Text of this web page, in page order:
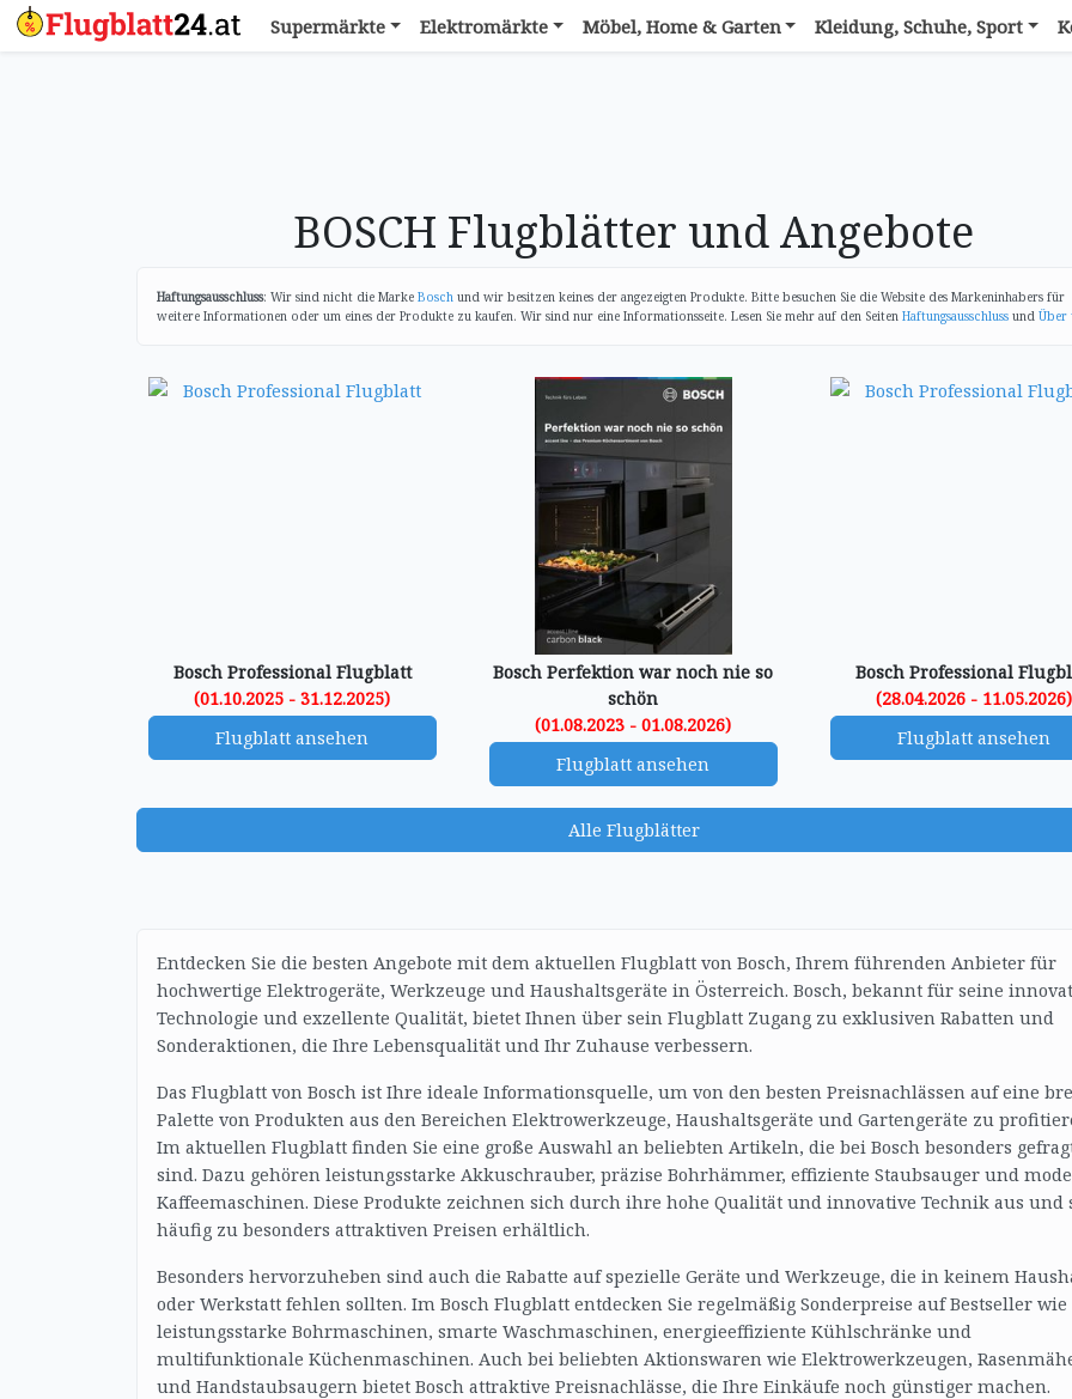
Supermärkte Elektromärkte Möbel, Home & Garten Kleidung, Schuhe, Sport
BOSCH Flugblätter und Angebote
Haftungsausschluss: Wir sind nicht die Marke Bosch und wir besitzen keines der angezeigten Produkte. Bitte besuchen Sie die Website des Markeninhabers für
weitere Informationen oder um eines der Produkte zu kaufen. Wir sind nur eine Informationsseite. Lesen Sie mehr auf den Seiten Haftungsausschluss und Über
Bosch Professional Flugblatt
(01.10.2025 - 31.12.2025)
Flugblatt ansehen
Bosch Perfektion war noch nie so
schön
(01.08.2023 - 01.08.2026)
Flugblatt ansehen
Bosch Professional
(28.04.2026 - 11.05.2026)
Flugblatt ansehen
Alle Flugblätter
Entdecken Sie die besten Angebote mit dem aktuellen Flugblatt von Bosch, Ihrem führenden Anbieter für
hochwertige Elektrogeräte, Werkzeuge und Haushaltsgeräte in Österreich. Bosch, bekannt für seine
Technologie und exzellente Qualität, bietet Ihnen über sein Flugblatt Zugang zu exklusiven Rabatten und
Sonderaktionen, die Ihre Lebensqualität und Ihr Zuhause verbessern.
Das Flugblatt von Bosch ist Ihre ideale Informationsquelle, um von den besten Preisnachlässen auf eine
Palette von Produkten aus den Bereichen Elektrowerkzeuge, Haushaltsgeräte und Gartengeräte zu
Im aktuellen Flugblatt finden Sie eine große Auswahl an beliebten Artikeln, die bei Bosch besonders
sind. Dazu gehören leistungsstarke Akkuschrauber, präzise Bohrhämmer, effiziente Staubsauger und
Kaffeemaschinen. Diese Produkte zeichnen sich durch ihre hohe Qualität und innovative Technik aus und
häufig zu besonders attraktiven Preisen erhältlich.
Besonders hervorzuheben sind auch die Rabatte auf spezielle Geräte und Werkzeuge, die in keinem
oder Werkstatt fehlen sollten. Im Bosch Flugblatt entdecken Sie regelmäßig Sonderpreise auf Bestseller wie
leistungsstarke Bohrmaschinen, smarte Waschmaschinen, energieeffiziente Kühlschränke und
multifunktionale Küchenmaschinen. Auch bei beliebten Aktionswaren wie Elektrowerkzeugen,
und Handstaubsaugern bietet Bosch attraktive Preisnachlässe, die Ihre Einkäufe noch günstiger machen.